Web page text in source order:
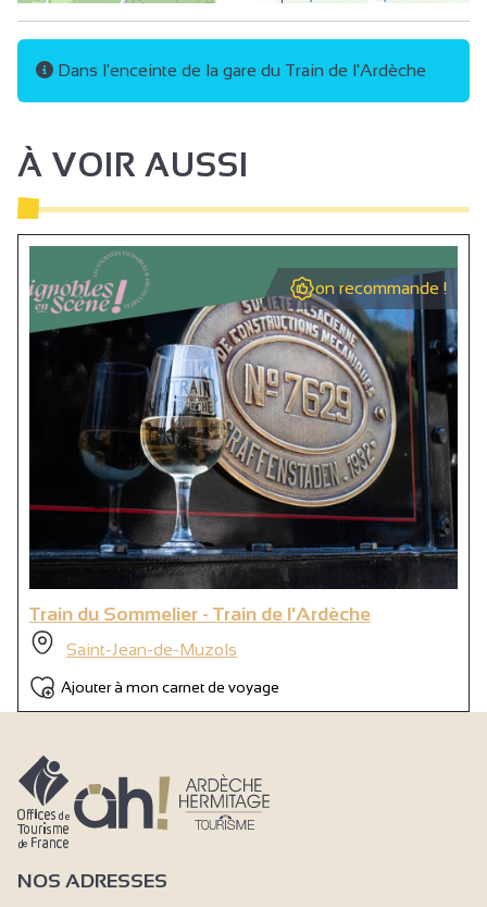
Dans l'enceinte de la gare du Train de l'Ardèche
À VOIR AUSSI
on recommande !
Train du Sommelier - Train de l'Ardèche
Saint-Jean-de-Muzols
Ajouter à mon carnet de voyage
NOS ADRESSES